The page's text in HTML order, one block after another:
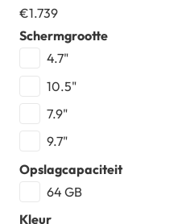
€1.739
Schermgrootte
4.7"
10.5"
7.9"
9.7"
Opslagcapaciteit
64 GB
Kleur